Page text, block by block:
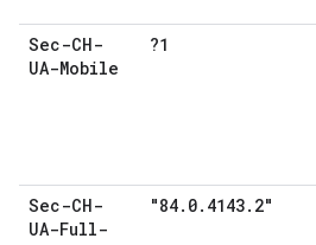
Sec-CH-
UA-Mobile
?1
Sec-CH-
UA-Full-
"84. 0. 4143. 2"